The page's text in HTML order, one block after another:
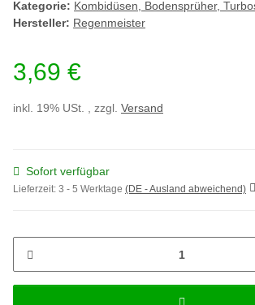
Kategorie: Kombidüsen, Bodensprüher,
Hersteller: Regenmeister
3,69 €
inkl. 19% USt. , zzgl. Versand
Sofort verfügbar
Lieferzeit: 3 - 5 Werktage (DE - Ausland abweichend)